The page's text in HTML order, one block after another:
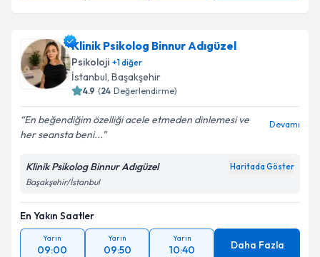
Klinik Psikolog Binnur Adıgüzel
Psikoloji +1diğer
İstanbul, Başakşehir
4.9 (24 Değerlendirme)
En beğendiğim özelliği acele etmeden dinlemesi ve
her seansta beni...
Devamı
Klinik Psikolog Binnur Adıgüzel Haritada Göster
Başakşehir/İstanbul
En Yakın Saatler
Yarın
09:00
Yarın
09:50
Yarın
10:40 Daha Fazla